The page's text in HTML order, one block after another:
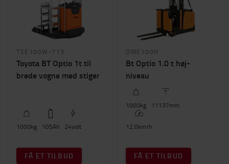
TSE100W-713
Toyota BT Optio 1t til
brede vogne med stiger
1000kg 105Ah 24volt
FÅ ET TILBUD
OME100H
Bt Optio 1.0 t høj-
niveau
1000kg 11137mm
12.0km/h
FÅ ET TILBUD